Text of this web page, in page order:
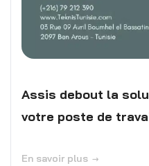
Assis debout la
votre poste de
En savoir plus